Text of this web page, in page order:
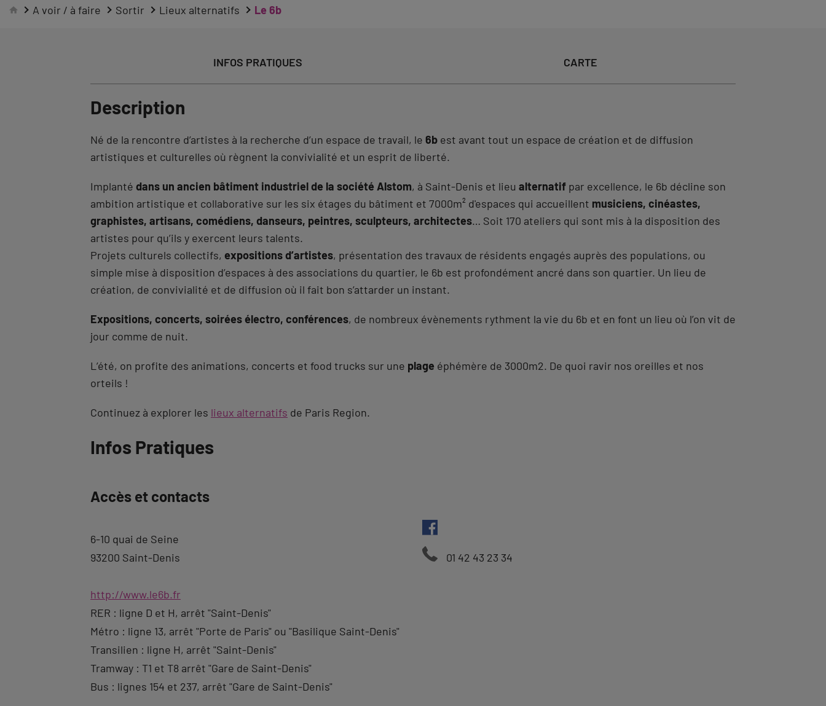
A voir / à faire Sortir Lieux alternatifs Le 6b
INFOS PRATIQUES CARTE
Description
Né de la rencontre d’artistes à la recherche d’un espace de travail, le 6b est avant tout un espace de création et de diffusion
artistiques et culturelles où règnent la convivialité et un esprit de liberté.
Implanté dans un ancien bâtiment industriel de la société Alstom, à Saint-Denis et lieu alternatif par excellence, le 6b décline son
ambition artistique et collaborative sur les six étages du bâtiment et 7000m² d'espaces qui accueillent musiciens, cinéastes,
graphistes, artisans, comédiens, danseurs, peintres, sculpteurs, architectes… Soit 170 ateliers qui sont mis à la disposition des
artistes pour qu’ils y exercent leurs talents.
Projets culturels collectifs, expositions d’artistes, présentation des travaux de résidents engagés auprès des populations, ou
simple mise à disposition d’espaces à des associations du quartier, le 6b est profondément ancré dans son quartier. Un lieu de
création, de convivialité et de diffusion où il fait bon s’attarder un instant.
Expositions, concerts, soirées électro, conférences, de nombreux évènements rythment la vie du 6b et en font un lieu où l’on vit de
jour comme de nuit.
L’été, on profite des animations, concerts et food trucks sur une plage éphémère de 3000m2. De quoi ravir nos oreilles et nos
orteils !
Continuez à explorer les lieux alternatifs de Paris Region.
Revenir
description
Infos Pratiques
Accès et contacts
6-10 quai de Seine
93200 Saint-Denis
01 42 43 23 34
http://www.le6b.fr
RER : ligne D et H, arrêt "Saint-Denis"
Métro : ligne 13, arrêt "Porte de Paris" ou "Basilique Saint-Denis"
Transilien : ligne H, arrêt "Saint-Denis"
Tramway : T1 et T8 arrêt "Gare de Saint-Denis"
Bus : lignes 154 et 237, arrêt "Gare de Saint-Denis"